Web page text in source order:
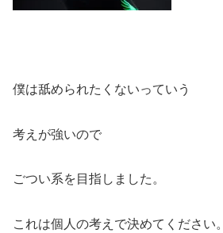
僕は舐められたくないっていう
考えが強いので
ごつい系を目指しました。
これは個人の考えで決めてください。